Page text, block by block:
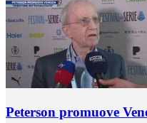
Peterson promuove